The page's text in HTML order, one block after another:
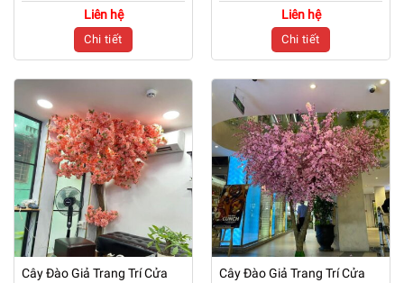
Văn Phòng, Nhà Cửa – Cao
3m – Mã: PN-CG0222
Liên hệ
Chi tiết
Văn Phòng, Nhà Cửa – Cao
2m4 – Mã: PN-CG0221
Liên hệ
Chi tiết
Cây Đào Giả Trang Trí Cửa
Cây Đào Giả Trang Trí Cửa